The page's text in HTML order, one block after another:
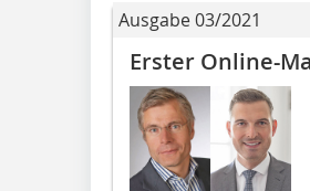
Ausgabe 03/2021
Erster Online-